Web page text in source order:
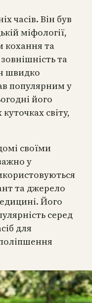
часів. Він був
міфології,
кохання та
та
швидко
популярним у
його
світу,
своїми
у
та джерело
Його
серед
для